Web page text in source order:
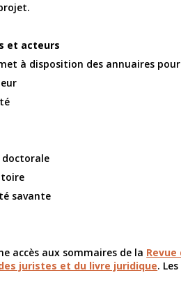
et acteurs
à disposition des annuaires pour
doctorale
savante
accès aux sommaires de la
juristes et du livre juridique.